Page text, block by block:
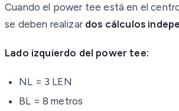
Cuando el power tee está en el
se deben realizar dos cálculos
Lado izquierdo del power tee:
NL = 3 LEN
BL = 8 metros